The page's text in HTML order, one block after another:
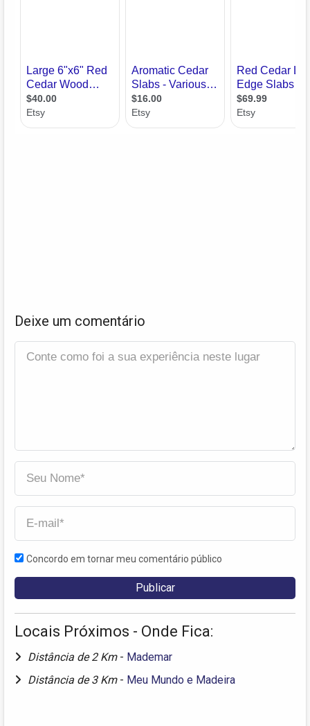
Deixe um comentário
Concordo em tornar meu comentário público
Locais Próximos - Onde Fica:
Distância de 2 Km - Mademar
Distância de 3 Km - Meu Mundo e Madeira